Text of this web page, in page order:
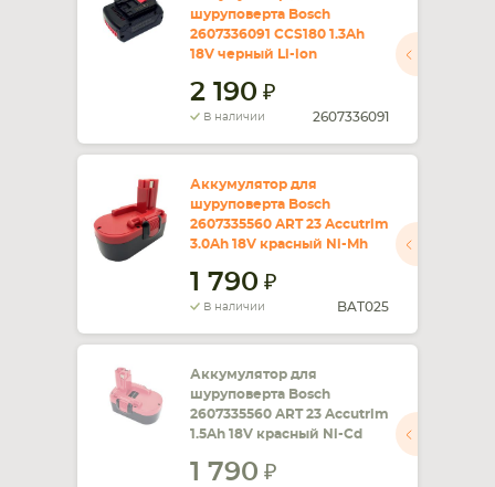
шуруповерта Bosch
2607336091 CCS180 1.3Ah
18V черный Li-ion
2 190
В наличии 2607336091
Аккумулятор для
шуруповерта Bosch
2607335560 ART 23 Accutrim
3.0Ah 18V красный Ni-Mh
1 790
В наличии BAT025
Аккумулятор для
шуруповерта Bosch
2607335560 ART 23 Accutrim
1.5Ah 18V красный Ni-Cd
1 790